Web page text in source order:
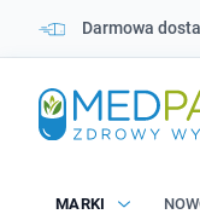
Darmowa
MARKI